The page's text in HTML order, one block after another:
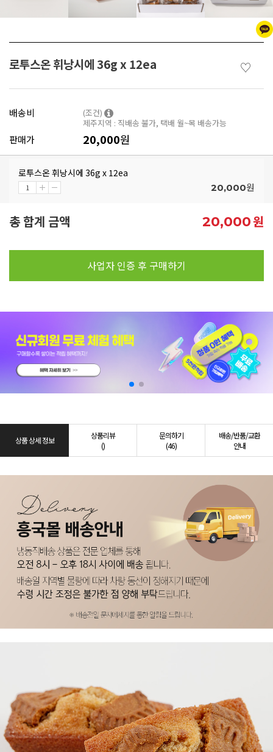
로투스온 휘낭시에 36g x 12ea ♡
배송비
(조건)
제주지역 : 직배송 불가, 택배 월~목 배송가능
판매가 20,000원
로투스온 휘낭시에 36g x 12ea
20,000원
총 합계 금액 20,000원
사업자 인증 후 구매하기
상품 상세 정보
상품리뷰
()
문의하기
(46)
배송/반품/교환
안내